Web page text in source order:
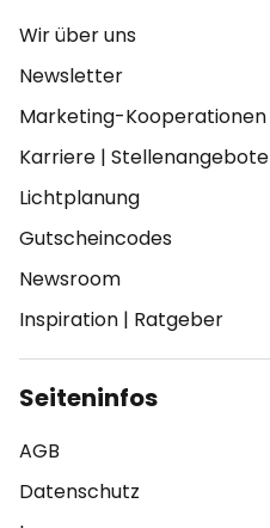
Wir über uns
Newsletter
Marketing-Kooperationen
Karriere | Stellenangebote
Lichtplanung
Gutscheincodes
Newsroom
Inspiration | Ratgeber
Seiteninfos
AGB
Datenschutz